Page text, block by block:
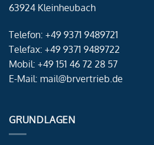
63924 Kleinheubach
Telefon: +49 9371 9489721
Telefax: +49 9371 9489722
Mobil: +49 151 46 72 28 57
E-Mail: mail@brvertrieb.de
GRUNDLAGEN